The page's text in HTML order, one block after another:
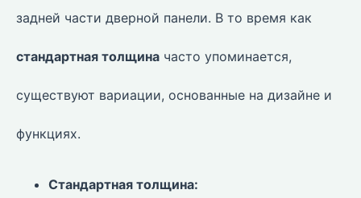
задней части дверной панели. В то время как
стандартная толщина часто упоминается,
существуют вариации, основанные на дизайне и
функциях.
Стандартная толщина: